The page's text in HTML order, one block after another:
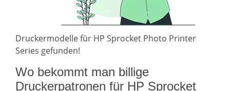
Druckermodelle für HP Sprocket Photo Printer
Series gefunden!
Wo bekommt man billige
Druckerpatronen für HP Sprocket